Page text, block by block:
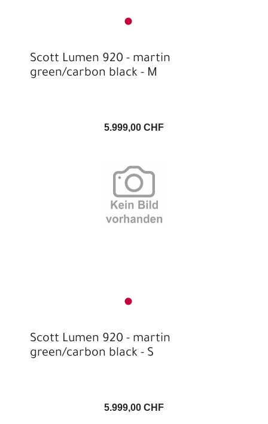
Scott Lumen 920 - martin
green/carbon black - M
5.999,00 CHF
Scott Lumen 920 - martin
green/carbon black - S
5.999,00 CHF